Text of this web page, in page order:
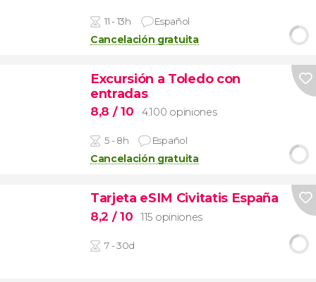
11 - 13h Español
Cancelación gratuita
Excursión a Toledo con
entradas
8,8 / 10 4.100 opiniones
5 - 8h Español
Cancelación gratuita
Tarjeta eSIM Civitatis España
8,2 / 10 115 opiniones
7 - 30d